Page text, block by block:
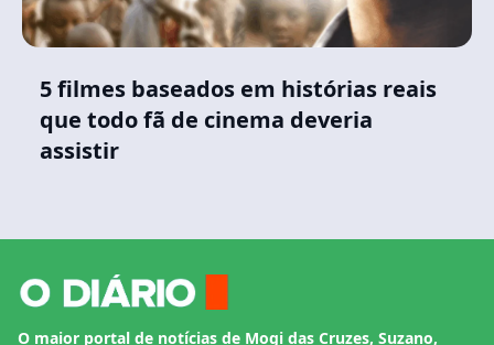
5 filmes baseados em histórias reais
que todo fã de cinema deveria
assistir
O maior portal de notícias de Mogi das Cruzes, Suzano,